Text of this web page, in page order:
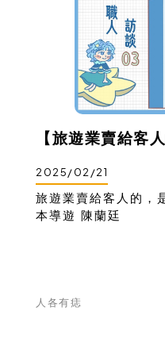
2025/02/21
旅遊業賣給客人的，
本導遊 陳蘭廷
人各有痣